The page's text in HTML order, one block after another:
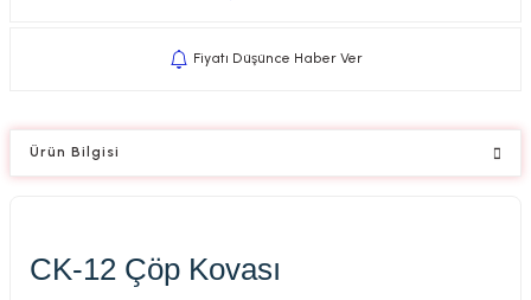
Fiyatı Düşünce Haber Ver
Ürün Bilgisi
CK-12 Çöp Kovası